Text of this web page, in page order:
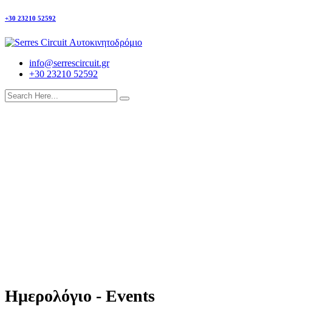
+30 23210 52592
info@serrescircuit.gr
+30 23210 52592
Ημερολόγιο - Events